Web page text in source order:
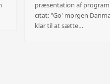
præsentation af
citat: "Go' morgen
klar til at sætte…